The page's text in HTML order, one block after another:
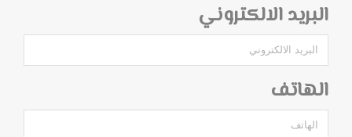
البريد الالكتروني
الهاتف